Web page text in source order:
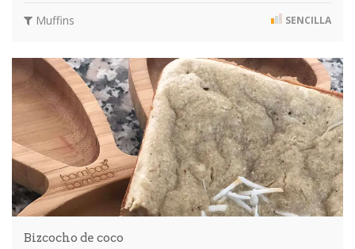
Muffins SENCILLA
Bizcocho de coco